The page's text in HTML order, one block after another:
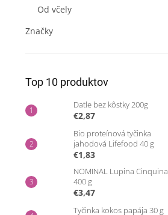
Od včely
Značky
Top 10 produktov
Datle bez kôstky 200g
€2,87
Bio proteínová tyčinka
jahodová Lifefood 40 g
€1,83
NOMINAL Lupina Cinquina
400 g
€3,47
Tyčinka kokos papája 30 g